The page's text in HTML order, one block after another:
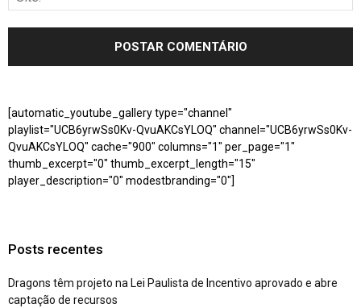
[automatic_youtube_gallery type="channel"
playlist="UCB6yrwSs0Kv-QvuAKCsYLOQ" channel="UCB6yrwSs0Kv-
QvuAKCsYLOQ" cache="900" columns="1" per_page="1"
thumb_excerpt="0" thumb_excerpt_length="15"
player_description="0" modestbranding="0"]
Posts recentes
Dragons têm projeto na Lei Paulista de Incentivo aprovado e abre
captação de recursos